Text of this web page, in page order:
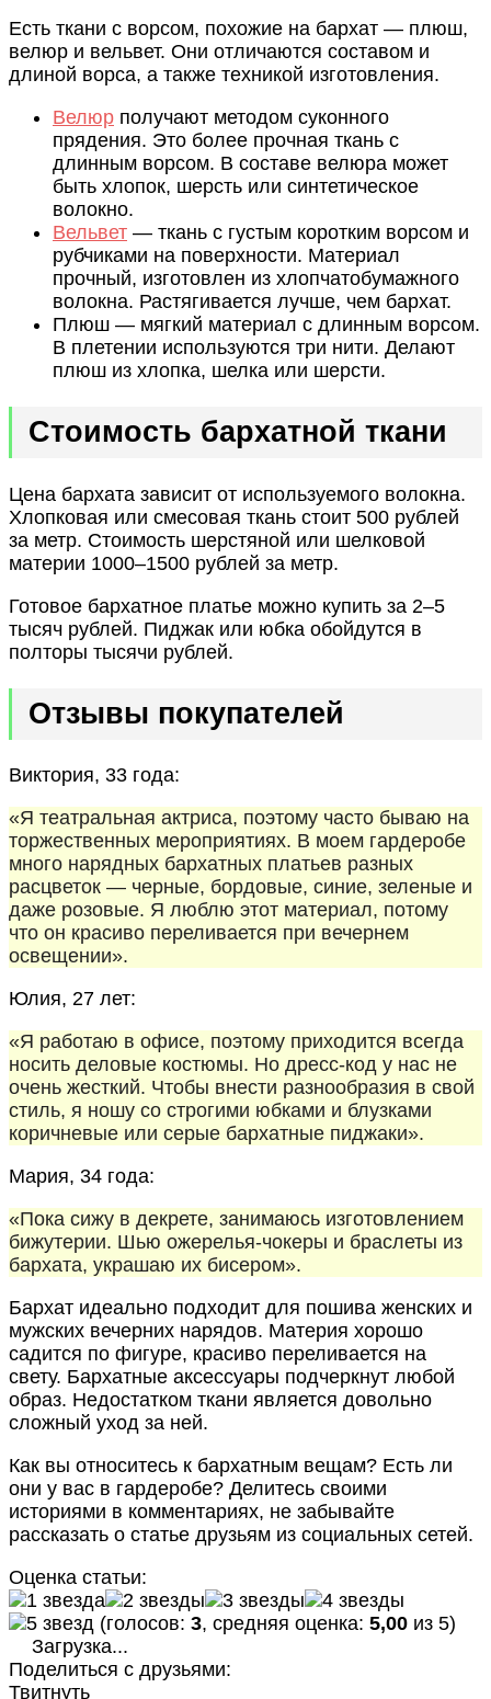
Есть ткани с ворсом, похожие на бархат — плюш,
велюр и вельвет. Они отличаются составом и
длиной ворса, а также техникой изготовления.
Велюр получают методом суконного
прядения. Это более прочная ткань с
длинным ворсом. В составе велюра может
быть хлопок, шерсть или синтетическое
волокно.
Вельвет — ткань с густым коротким ворсом и
рубчиками на поверхности. Материал
прочный, изготовлен из хлопчатобумажного
волокна. Растягивается лучше, чем бархат.
Плюш — мягкий материал с длинным ворсом.
В плетении используются три нити. Делают
плюш из хлопка, шелка или шерсти.
Стоимость бархатной ткани
Цена бархата зависит от используемого волокна.
Хлопковая или смесовая ткань стоит 500 рублей
за метр. Стоимость шерстяной или шелковой
материи 1000–1500 рублей за метр.
Готовое бархатное платье можно купить за 2–5
тысяч рублей. Пиджак или юбка обойдутся в
полторы тысячи рублей.
Отзывы покупателей
Виктория, 33 года:
«Я театральная актриса, поэтому часто бываю на
торжественных мероприятиях. В моем гардеробе
много нарядных бархатных платьев разных
расцветок — черные, бордовые, синие, зеленые и
даже розовые. Я люблю этот материал, потому
что он красиво переливается при вечернем
освещении».
Юлия, 27 лет:
«Я работаю в офисе, поэтому приходится всегда
носить деловые костюмы. Но дресс-код у нас не
очень жесткий. Чтобы внести разнообразия в свой
стиль, я ношу со строгими юбками и блузками
коричневые или серые бархатные пиджаки».
Мария, 34 года:
«Пока сижу в декрете, занимаюсь изготовлением
бижутерии. Шью ожерелья-чокеры и браслеты из
бархата, украшаю их бисером».
Бархат идеально подходит для пошива женских и
мужских вечерних нарядов. Материя хорошо
садится по фигуре, красиво переливается на
свету. Бархатные аксессуары подчеркнут любой
образ. Недостатком ткани является довольно
сложный уход за ней.
Как вы относитесь к бархатным вещам? Есть ли
они у вас в гардеробе? Делитесь своими
историями в комментариях, не забывайте
рассказать о статье друзьям из социальных сетей.
Оценка статьи:
(голосов: 3, средняя оценка: 5,00 из 5)
Загрузка...
Поделиться с друзьями:
Твитнуть